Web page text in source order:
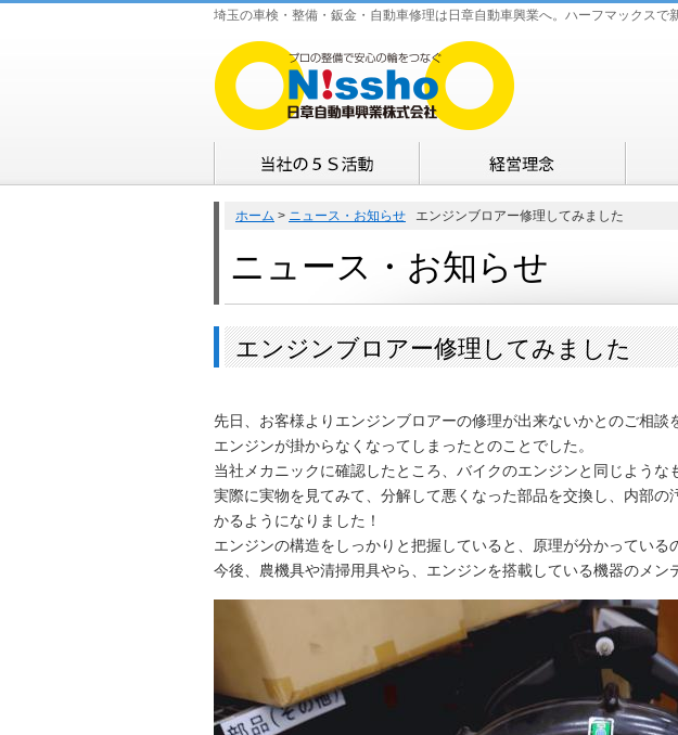
埼玉の車検・整備・鈑金・自動車修理は日章自動車興業へ。ハーフマックスで
ホーム > ニュース・お知らせ エンジンブロアー修理してみました
ニュース・お知らせ
エンジンブロアー修理してみました
先日、お客様よりエンジンブロアーの修理が出来ないかとのご相談
エンジンが掛からなくなってしまったとのことでした。
当社メカニックに確認したところ、バイクのエンジンと同じような
実際に実物を見てみて、分解して悪くなった部品を交換し、内部
かるようになりました！
エンジンの構造をしっかりと把握していると、原理が分かっている
今後、農機具や清掃用具やら、エンジンを搭載している機器のメン